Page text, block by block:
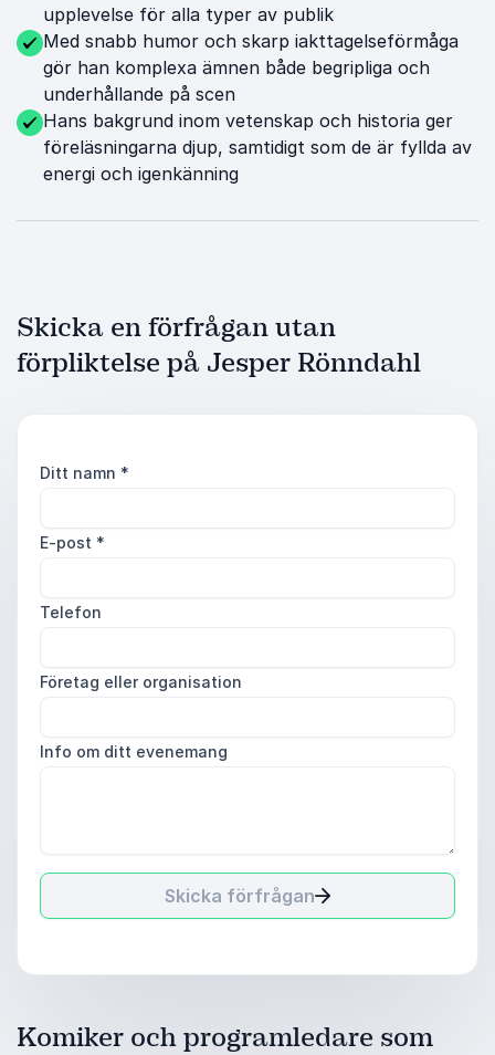
upplevelse för alla typer av publik
Med snabb humor och skarp iakttagelseförmåga
gör han komplexa ämnen både begripliga och
underhållande på scen
Hans bakgrund inom vetenskap och historia ger
föreläsningarna djup, samtidigt som de är fyllda av
energi och igenkänning
Skicka en förfrågan utan
förpliktelse på Jesper Rönndahl
Ditt namn *
E-post *
Telefon
Företag eller organisation
Info om ditt evenemang
Skicka förfrågan
Komiker och programledare som